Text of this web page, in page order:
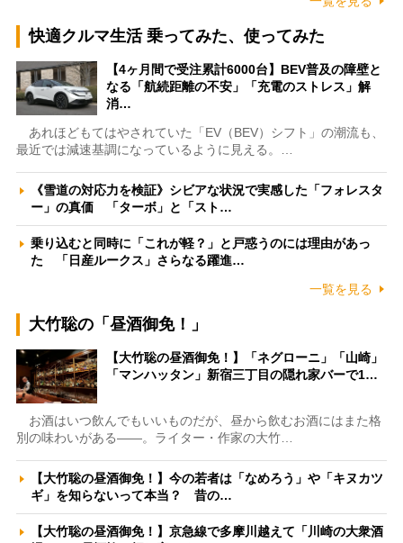
快適クルマ生活 乗ってみた、使ってみた
【4ヶ月間で受注累計6000台】BEV普及の障壁と
なる「航続距離の不安」「充電のストレス」解
消…
あれほどもてはやされていた「EV（BEV）シフト」の潮流も、
最近では減速基調になっているように見える。…
《雪道の対応力を検証》シビアな状況で実感した「フォレスタ
ー」の真価 「ターボ」と「スト…
乗り込むと同時に「これが軽？」と戸惑うのには理由があっ
た 「日産ルークス」さらなる躍進…
一覧を見る
大竹聡の「昼酒御免！」
【大竹聡の昼酒御免！】「ネグローニ」「山崎」
「マンハッタン」新宿三丁目の隠れ家バーで1…
お酒はいつ飲んでもいいものだが、昼から飲むお酒にはまた格
別の味わいがある――。ライター・作家の大竹…
【大竹聡の昼酒御免！】今の若者は「なめろう」や「キヌカツ
ギ」を知らないって本当？ 昔の…
【大竹聡の昼酒御免！】京急線で多摩川越えて「川崎の大衆酒